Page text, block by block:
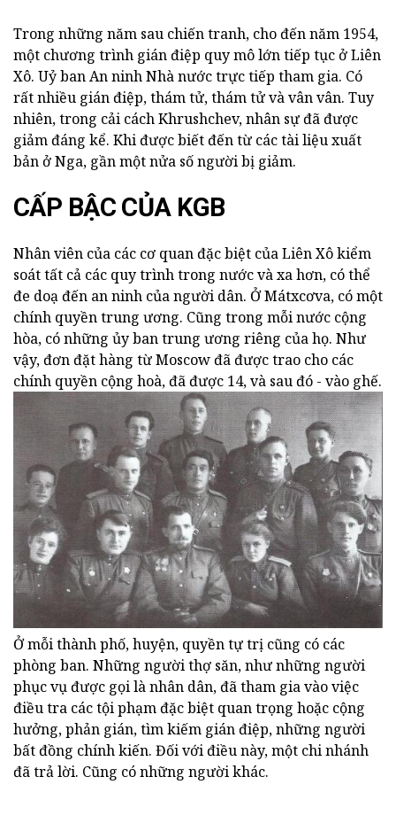
Trong những năm sau chiến tranh, cho đến năm 1954,
một chương trình gián điệp quy mô lớn tiếp tục ở Liên
Xô. Uỷ ban An ninh Nhà nước trực tiếp tham gia. Có
rất nhiều gián điệp, thám tử, thám tử và vân vân. Tuy
nhiên, trong cải cách Khrushchev, nhân sự đã được
giảm đáng kể. Khi được biết đến từ các tài liệu xuất
bản ở Nga, gần một nửa số người bị giảm.
CẤP BẬC CỦA KGB
Nhân viên của các cơ quan đặc biệt của Liên Xô kiểm
soát tất cả các quy trình trong nước và xa hơn, có thể
đe doạ đến an ninh của người dân. Ở Mátxcơva, có một
chính quyền trung ương. Cũng trong mỗi nước cộng
hòa, có những ủy ban trung ương riêng của họ. Như
vậy, đơn đặt hàng từ Moscow đã được trao cho các
chính quyền cộng hoà, đã được 14, và sau đó - vào ghế.
Ở mỗi thành phố, huyện, quyền tự trị cũng có các
phòng ban. Những người thợ săn, như những người
phục vụ được gọi là nhân dân, đã tham gia vào việc
điều tra các tội phạm đặc biệt quan trọng hoặc cộng
hưởng, phản gián, tìm kiếm gián điệp, những người
bất đồng chính kiến. Đối với điều này, một chi nhánh
đã trả lời. Cũng có những người khác.